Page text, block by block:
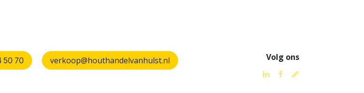
verkoop@houthandelvanhulst.nl Volg ons
50 70